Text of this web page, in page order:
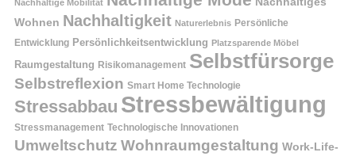
Nachhaltige Mobilität
Wohnen Nachhaltigkeit Naturerlebnis Persönliche
Entwicklung Persönlichkeitsentwicklung Platzsparende Möbel
Raumgestaltung Risikomanagement Selbstfürsorge
Selbstreflexion Smart Home Technologie
Stressabbau Stressbewältigung
Stressmanagement Technologische Innovationen
Umweltschutz Wohnraumgestaltung Work-Life-